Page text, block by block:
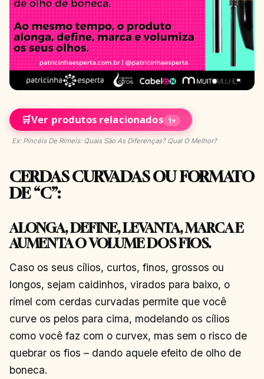
🛒Ver produtos relacionados 1▾
Ex: Pincéis De Rímeis: Quais São As Diferenças? Qual O Melhor?
CERDAS CURVADAS OU FORMATO
DE “C”:
ALONGA, DEFINE, LEVANTA, MARCA E
AUMENTA O VOLUME DOS FIOS.
Caso os seus cílios, curtos, finos, grossos ou
longos, sejam caidinhos, virados para baixo, o
rímel com cerdas curvadas permite que você
curve os pelos para cima, modelando os cílios
como você faz com o curvex, mas sem o risco de
quebrar os fios – dando aquele efeito de olho de
boneca.